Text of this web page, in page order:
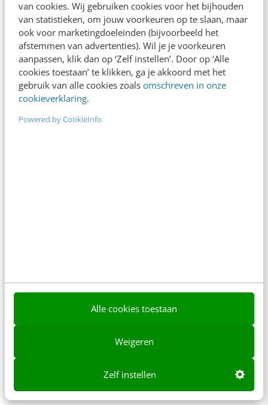
van cookies. Wij gebruiken cookies voor het bijhouden
van statistieken, om jouw voorkeuren op te slaan, maar
ook voor marketingdoeleinden (bijvoorbeeld het
afstemmen van advertenties). Wil je je voorkeuren
aanpassen, klik dan op ‘Zelf instellen’. Door op ‘Alle
cookies toestaan’ te klikken, ga je akkoord met het
gebruik van alle cookies zoals omschreven in onze
cookieverklaring.
Powered by CookieInfo
Alle cookies toestaan
Weigeren
Zelf instellen
zijn mogelijkheden te ontdekken en…
Frank Janssen & Karianne Vermaas· 17 jaar geleden
content beter gevonden. Schrijf je in en bekijk